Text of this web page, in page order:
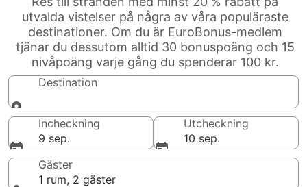
utvalda vistelser på några av våra populäraste
destinationer. Om du är EuroBonus-medlem
tjänar du dessutom alltid 30 bonuspoäng och 15
nivåpoäng varje gång du spenderar 100 kr.
Destination
Destination
Incheckning
9 sep.
Utcheckning
10 sep.
Gäster
1 rum, 2 gäster